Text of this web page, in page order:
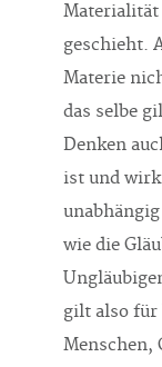
Materialität
geschieht.
Materie
das selbe
Denken
ist und
wie die
gilt also für
Menschen,